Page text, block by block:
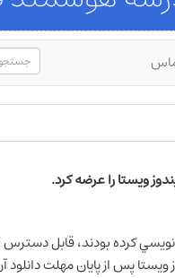
ويستا را عرضه كرد.
نويسي كرده بودند، قابل
ويستا پس از پايان مهلت